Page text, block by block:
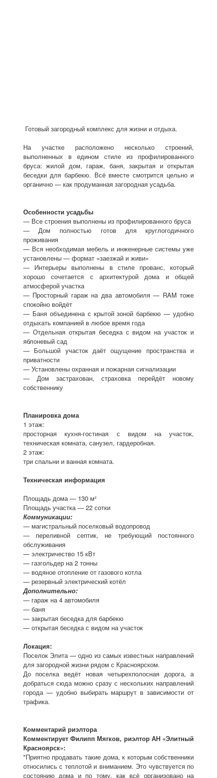
Готовый загородный комплекс для жизни и отдыха.
На участке расположено несколько строений,
выполненных в едином стиле из профилированного
бруса: жилой дом, гараж, баня, закрытая и открытая
беседки для барбекю. Всё вместе смотрится цельно и
органично — как продуманная загородная усадьба.
Особенности усадьбы
— Все строения выполнены из профилированного бруса
— Дом полностью готов для круглогодичного
проживания
— Вся необходимая мебель и инженерные системы уже
установлены — формат «заезжай и живи»
— Интерьеры выполнены в стиле прованс, который
хорошо сочетается с архитектурой дома и общей
атмосферой участка
— Просторный гараж на два автомобиля — RAM тоже
спокойно войдёт
— Баня объединена с крытой зоной барбекю — удобно
отдыхать компанией в любое время года
— Отдельная открытая беседка с видом на участок и
яблоневый сад
— Большой участок даёт ощущение пространства и
приватности
— Установлены охранная и пожарная сигнализации
— Дом застрахован, страховка перейдёт новому
собственнику
Планировка дома
1 этаж:
просторная кухня-гостиная с видом на участок,
техническая комната, санузел, гардеробная.
2 этаж:
три спальни и ванная комната.
Техническая информация
Площадь дома — 130 м²
Площадь участка — 22 сотки
Коммуникации:
— магистральный поселковый водопровод
— переливной септик, не требующий постоянного
обслуживания
— электричество 15 кВт
— газгольдер на 2 тонны
— водяное отопление от газового котла
— резервный электрический котёл
Дополнительно:
— гараж на 4 автомобиля
— баня
— закрытая беседка для барбекю
— открытая беседка с видом на участок
Локация:
Поселок Элита — одно из самых известных направлений
для загородной жизни рядом с Красноярском.
До поселка ведёт новая четырехполосная дорога, а
добраться сюда можно сразу с нескольких направлений
города — удобно выбирать маршрут в зависимости от
трафика.
Комментарий риэлтора
Комментирует Филипп Мягков, риэлтор АН «Элитный
Красноярск»:
"Приятно продавать такие дома, к которым собственники
относились с теплотой и вниманием. Это чувствуется по
состоянию дома и по тому, как всё организовано на